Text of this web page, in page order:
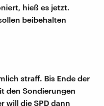
hieß es jetzt.
beibehalten
straff. Bis Ende der
den Sondierungen
will die SPD dann